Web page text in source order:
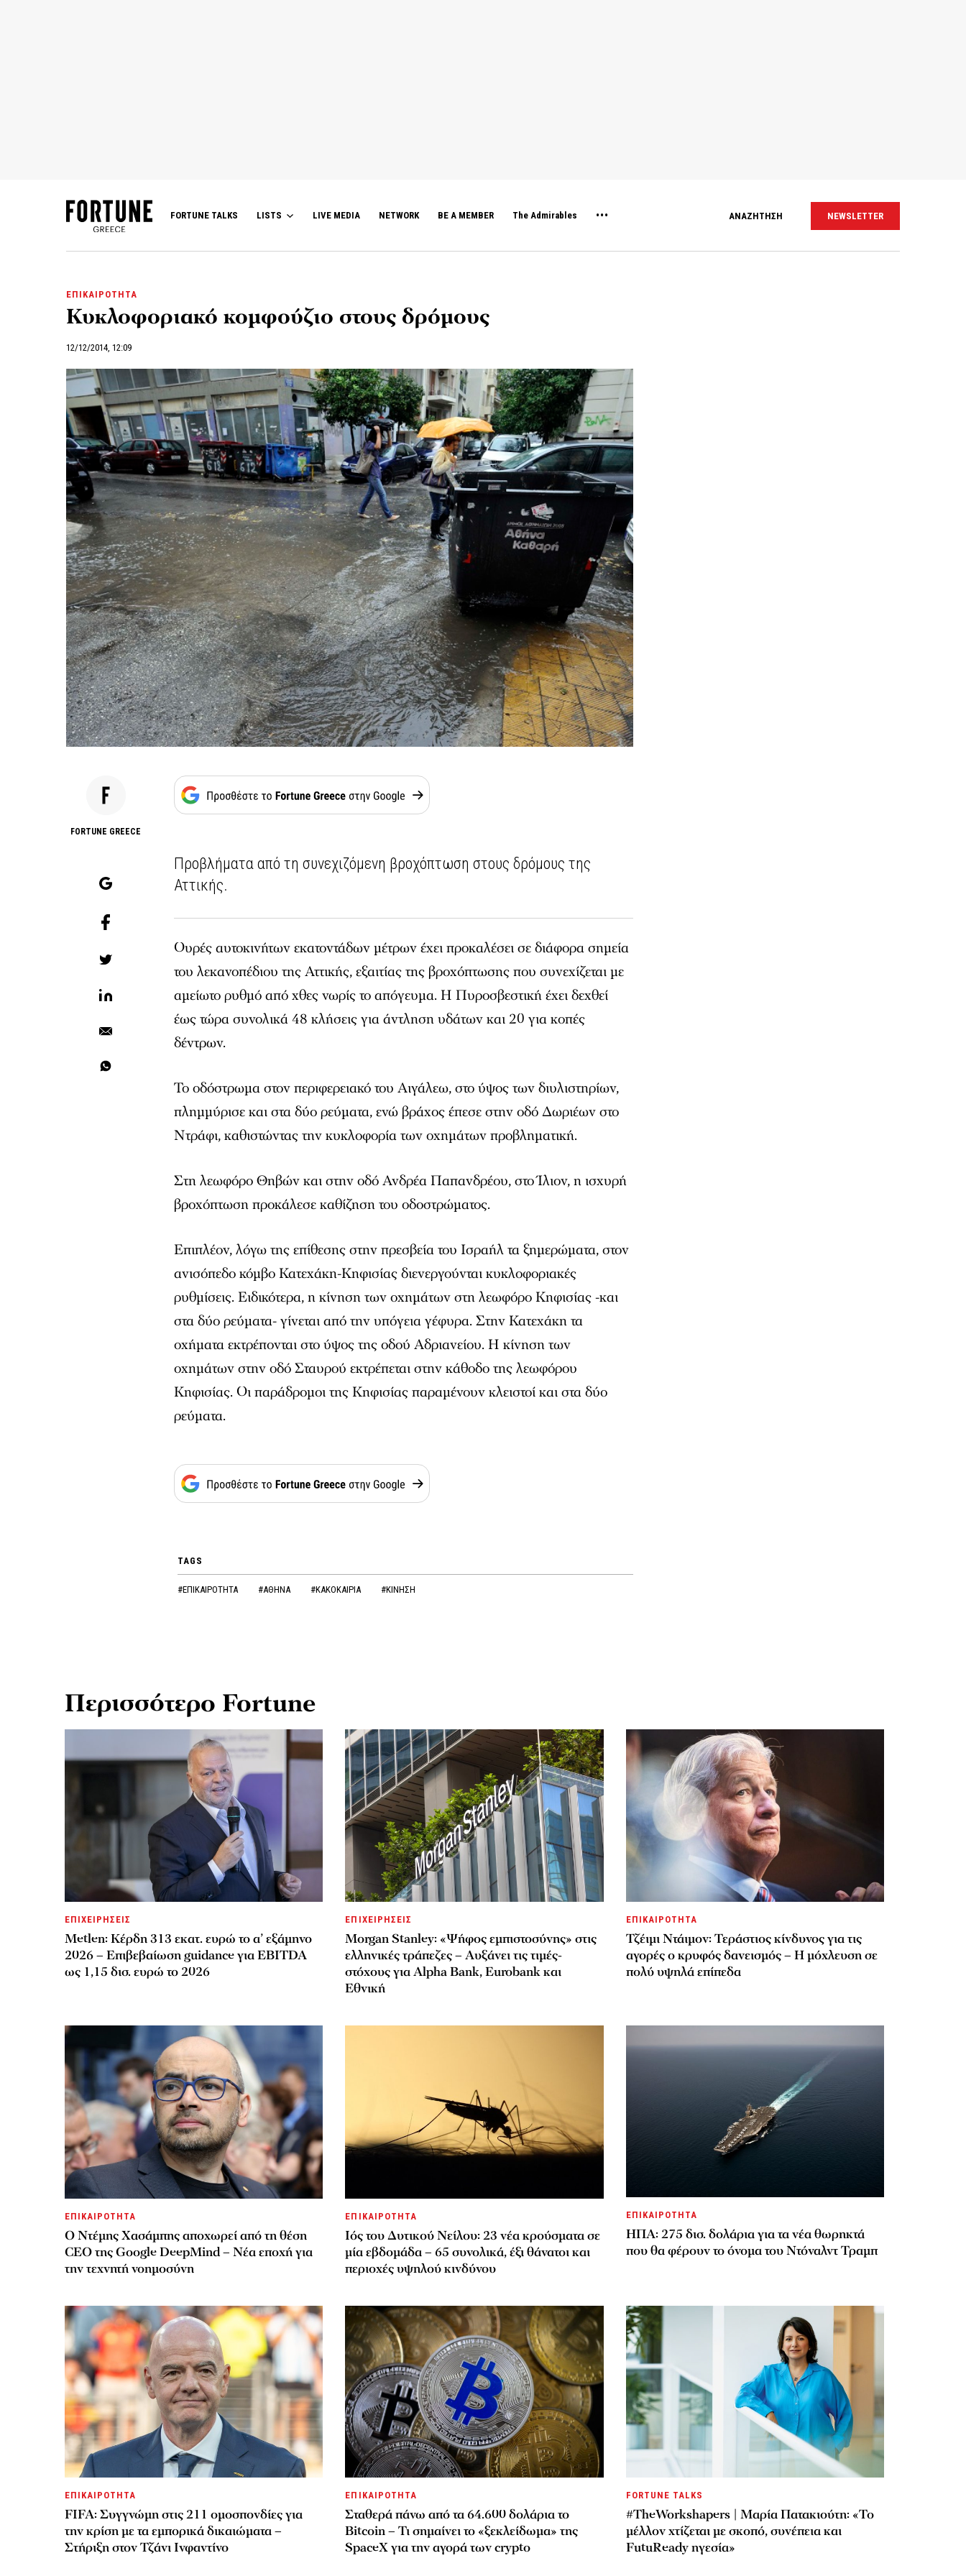
FORTUNE TALKS LISTS LIVE MEDIA NETWORK BE A MEMBER The Admirables ΑΝΑΖΗΤΗΣΗ NEWSLETTER
ΕΠΙΚΑΙΡΟΤΗΤΑ
Κυκλοφοριακό κομφούζιο στους δρόμους
12/12/2014, 12:09
FORTUNE GREECE
Προβλήματα από τη συνεχιζόμενη βροχόπτωση στους δρόμους της
Αττικής.
Ουρές αυτοκινήτων εκατοντάδων μέτρων έχει προκαλέσει σε διάφορα σημεία
του λεκανοπέδιου της Αττικής, εξαιτίας της βροχόπτωσης που συνεχίζεται με
αμείωτο ρυθμό από χθες νωρίς το απόγευμα. Η Πυροσβεστική έχει δεχθεί
έως τώρα συνολικά 48 κλήσεις για άντληση υδάτων και 20 για κοπές
δέντρων.
Το οδόστρωμα στον περιφερειακό του Αιγάλεω, στο ύψος των διυλιστηρίων,
πλημμύρισε και στα δύο ρεύματα, ενώ βράχος έπεσε στην οδό Δωριέων στο
Ντράφι, καθιστώντας την κυκλοφορία των οχημάτων προβληματική.
Στη λεωφόρο Θηβών και στην οδό Ανδρέα Παπανδρέου, στο Ίλιον, η ισχυρή
βροχόπτωση προκάλεσε καθίζηση του οδοστρώματος.
Επιπλέον, λόγω της επίθεσης στην πρεσβεία του Ισραήλ τα ξημερώματα, στον
ανισόπεδο κόμβο Κατεχάκη-Κηφισίας διενεργούνται κυκλοφοριακές
ρυθμίσεις. Ειδικότερα, η κίνηση των οχημάτων στη λεωφόρο Κηφισίας -και
στα δύο ρεύματα- γίνεται από την υπόγεια γέφυρα. Στην Κατεχάκη τα
οχήματα εκτρέπονται στο ύψος της οδού Αδριανείου. Η κίνηση των
οχημάτων στην οδό Σταυρού εκτρέπεται στην κάθοδο της λεωφόρου
Κηφισίας. Οι παράδρομοι της Κηφισίας παραμένουν κλειστοί και στα δύο
ρεύματα.
TAGS
#ΕΠΙΚΑΙΡΟΤΗΤΑ #ΑΘΗΝΑ #ΚΑΚΟΚΑΙΡΙΑ #ΚΙΝΗΣΗ
Περισσότερο Fortune
ΕΠΙΧΕΙΡΗΣΕΙΣ
Metlen: Κέρδη 313 εκατ. ευρώ το α’ εξάμηνο
2026 – Επιβεβαίωση guidance για EBITDA
ως 1,15 δισ. ευρώ το 2026
ΕΠΙΧΕΙΡΗΣΕΙΣ
Morgan Stanley: «Ψήφος εμπιστοσύνης» στις
ελληνικές τράπεζες – Αυξάνει τις τιμές-
στόχους για Alpha Bank, Eurobank και
Εθνική
ΕΠΙΚΑΙΡΟΤΗΤΑ
Τζέιμι Ντάιμον: Τεράστιος κίνδυνος για τις
αγορές ο κρυφός δανεισμός – Η μόχλευση σε
πολύ υψηλά επίπεδα
ΕΠΙΚΑΙΡΟΤΗΤΑ
Ο Ντέμης Χασάμπης αποχωρεί από τη θέση
CEO της Google DeepMind – Νέα εποχή για
την τεχνητή νοημοσύνη
ΕΠΙΚΑΙΡΟΤΗΤΑ
Ιός του Δυτικού Νείλου: 23 νέα κρούσματα σε
μία εβδομάδα – 65 συνολικά, έξι θάνατοι και
περιοχές υψηλού κινδύνου
ΕΠΙΚΑΙΡΟΤΗΤΑ
ΗΠΑ: 275 δισ. δολάρια για τα νέα θωρηκτά
που θα φέρουν το όνομα του Ντόναλντ Τραμπ
ΕΠΙΚΑΙΡΟΤΗΤΑ
FIFA: Συγγνώμη στις 211 ομοσπονδίες για
την κρίση με τα εμπορικά δικαιώματα –
Στήριξη στον Τζάνι Ινφαντίνο
ΕΠΙΚΑΙΡΟΤΗΤΑ
Σταθερά πάνω από τα 64.600 δολάρια το
Bitcoin – Τι σημαίνει το «ξεκλείδωμα» της
SpaceX για την αγορά των crypto
FORTUNE TALKS
#TheWorkshapers | Μαρία Πατακιούτη: «Το
μέλλον χτίζεται με σκοπό, συνέπεια και
FutuReady ηγεσία»